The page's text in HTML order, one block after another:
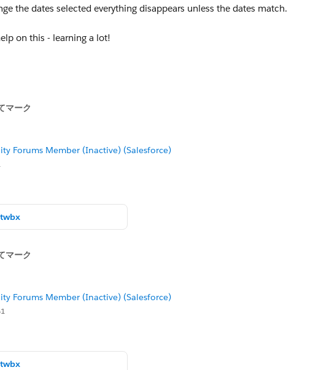
the dates selected everything disappears unless the dates match.
on this - learning a lot!
マーク
Forums Member (Inactive) (Salesforce)
マーク
Forums Member (Inactive) (Salesforce)